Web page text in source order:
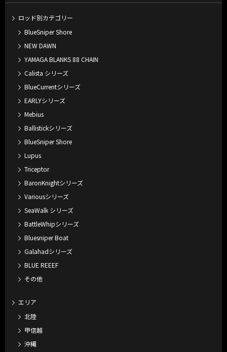
ロッド別カテゴリー
BlueSniper Shore
NEW DAWN
YAMAGA BLANKS 88 CHAIN
Calista シリーズ
BlueCurrentシリーズ
EARLYシリーズ
Mebius
Ballistickシリーズ
BlueSniper Shore
Lupus
Triceptor
BaronKnightシリーズ
Variousシリーズ
SeaWalk シリーズ
BattleWhipシリーズ
Bluesniper Boat
Galahadシリーズ
BLUE REEEF
その他
エリア
北陸
甲信越
沖縄